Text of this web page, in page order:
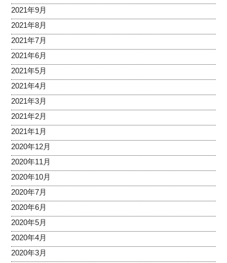
2021年9月
2021年8月
2021年7月
2021年6月
2021年5月
2021年4月
2021年3月
2021年2月
2021年1月
2020年12月
2020年11月
2020年10月
2020年7月
2020年6月
2020年5月
2020年4月
2020年3月